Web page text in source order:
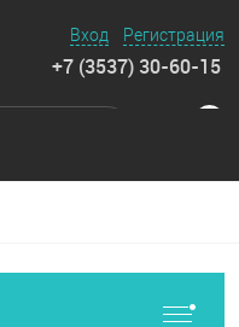
Вход Регистрация
+7 (3537) 30-60-15